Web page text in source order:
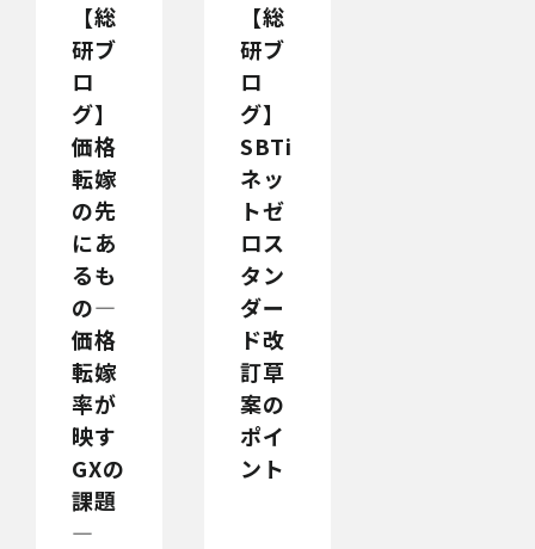
【総
研ブ
ロ
グ】
価格
転嫁
の先
にあ
るも
の―
価格
転嫁
率が
映す
GXの
課題
―
【総
研ブ
ロ
グ】
SBTi
ネッ
トゼ
ロス
タン
ダー
ド改
訂草
案の
ポイ
ント